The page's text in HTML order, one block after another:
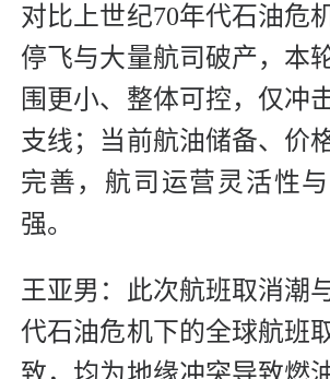
对比上世纪70年代石油危
停飞与大量航司破产，本
围更小、整体可控，仅冲
支线；当前航油储备、价
完善，航司运营灵活性
强。
王亚男：此次航班取消潮
代石油危机下的全球航班